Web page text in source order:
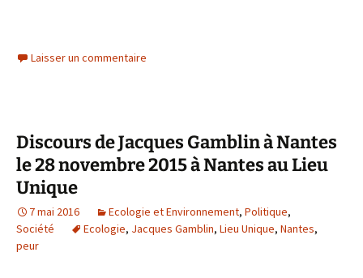
Laisser un commentaire
Discours de Jacques Gamblin à Nantes
le 28 novembre 2015 à Nantes au Lieu
Unique
7 mai 2016 Ecologie et Environnement, Politique,
Société
Ecologie, Jacques Gamblin, Lieu Unique, Nantes,
peur